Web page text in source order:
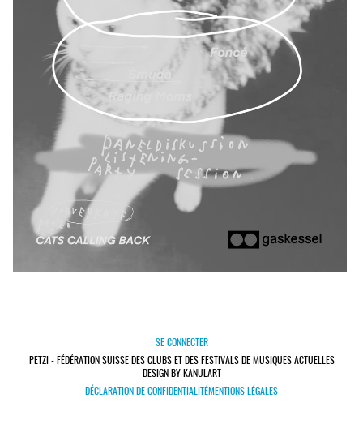
SE CONNECTER
PETZI - FÉDÉRATION SUISSE DES CLUBS ET DES FESTIVALS DE MUSIQUES ACTUELLES
DESIGN BY KANULART
DÉCLARATION DE CONFIDENTIALITÉMENTIONS LÉGALES